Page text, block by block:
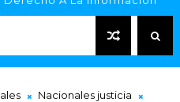
Nacionales justicia